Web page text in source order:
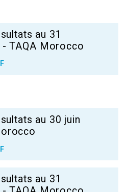
au 31
TAQA Morocco
au 30 juin
au 31